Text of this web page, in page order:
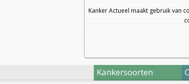
Kanker Actueel maakt gebruik van
Kankersoorten